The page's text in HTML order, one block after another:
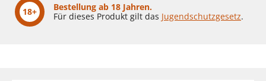
18+
Bestellung ab 18 Jahren.
Für dieses Produkt gilt das Jugendschutzgesetz.